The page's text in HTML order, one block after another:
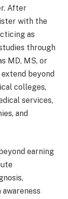
After
with the
as
through
MD, MS, or
beyond
colleges,
services,
and
earning